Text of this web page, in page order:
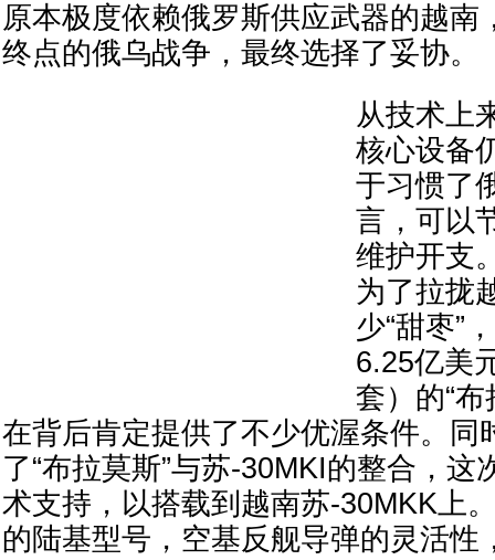
原本极度依赖俄罗斯供应武器的越南
终点的俄乌战争，最终选择了妥协。
从技术上
核心设备
于习惯了
言，可以
维护开支
为了拉拢
少“甜枣”
6.25亿美
套）的“
在背后肯定提供了不少优渥条件。同
了“布拉莫斯”与苏-30MKI的整合，这
术支持，以搭载到越南苏-30MKK上
的陆基型号，空基反舰导弹的灵活性